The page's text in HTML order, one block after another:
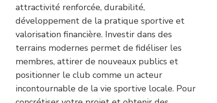
attractivité renforcée, durabilité,
développement de la pratique sportive et
valorisation financière. Investir dans des
terrains modernes permet de fidéliser les
membres, attirer de nouveaux publics et
positionner le club comme un acteur
incontournable de la vie sportive locale. Pour